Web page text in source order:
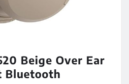
Beige Over Ear
Bluetooth